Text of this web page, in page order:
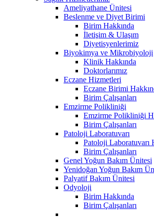
Ameliyathane Ünitesi
Beslenme ve Diyet Birimi
Birim Hakkında
İletişim & Ulaşım
Diyetisyenlerimiz
Biyokimya ve Mikrobiyoloji
Klinik Hakkında
Doktorlarımız
Eczane Hizmetleri
Eczane Birimi
Birim Çalışanları
Emzirme Polikliniği
Emzirme Polikliniği
Birim Çalışanları
Patoloji Laboratuvarı
Patoloji Laboratuvarı
Birim Çalışanları
Genel Yoğun Bakım Ünitesi
Yenidoğan Yoğun Bakım
Palyatif Bakım Ünitesi
Odyoloji
Birim Hakkında
Birim Çalışanları